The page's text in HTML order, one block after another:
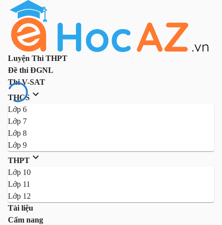
Luyện Thi THPT
Đề thi ĐGNL
Thi V-SAT
THCS
Lớp 6
Lớp 7
Lớp 8
Lớp 9
THPT
Lớp 10
Lớp 11
Lớp 12
Tài liệu
Cẩm nang